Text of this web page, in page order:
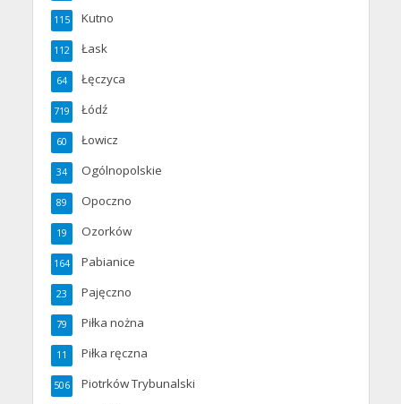
Kutno
115
Łask
112
Łęczyca
64
Łódź
719
Łowicz
60
Ogólnopolskie
34
Opoczno
89
Ozorków
19
Pabianice
164
Pajęczno
23
Piłka nożna
79
Piłka ręczna
11
Piotrków Trybunalski
506